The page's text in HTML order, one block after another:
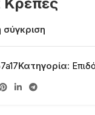
Κατηγορία: